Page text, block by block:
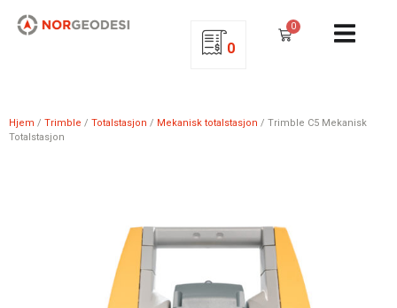
0
0
Hjem / Trimble / Totalstasjon / Mekanisk totalstasjon / Trimble C5 Mekanisk
Totalstasjon